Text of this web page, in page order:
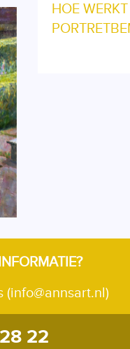
HOE
(info@annsart.nl)
22